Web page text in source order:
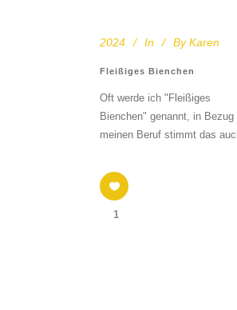
2024 In By Karen
Fleißiges Bienchen
Oft werde ich "Fleißiges
Bienchen" genannt, in Bezug
meinen Beruf stimmt das
1